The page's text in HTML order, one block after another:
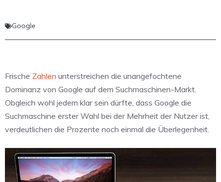
Google
Frische Zahlen unterstreichen die unangefochtene
Dominanz von Google auf dem Suchmaschinen-Markt.
Obgleich wohl jedem klar sein dürfte, dass Google die
Suchmaschine erster Wahl bei der Mehrheit der Nutzer ist,
verdeutlichen die Prozente noch einmal die Überlegenheit.